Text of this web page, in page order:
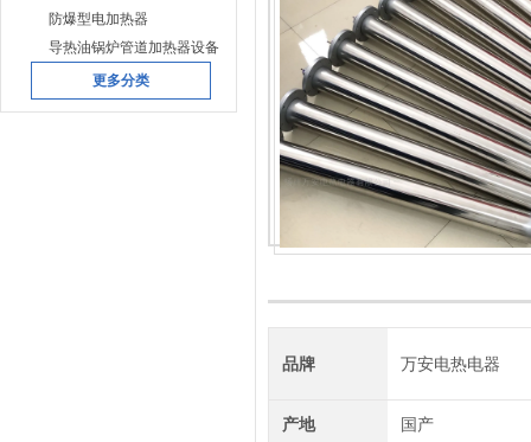
防爆型电加热器
导热油锅炉管道加热器设备
更多分类
品牌 万安电热电器
产地 国产